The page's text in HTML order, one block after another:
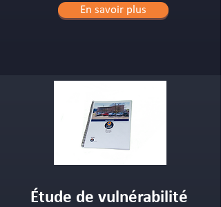
En savoir plus
Étude de vulnérabilité